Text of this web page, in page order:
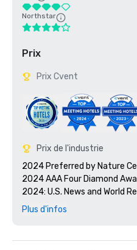
Northstar
Prix
Prix Cvent
Prix de l'industrie
2024 Preferred by Nature
2024 AAA Four Diamond
2024: U.S. News and World
Caribbean
2024 Conde Nast Traveler -
Plus d'infos